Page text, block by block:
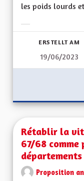
les poids lourds
ERSTELLT AM
19/06/2023
Rétablir la
67/68
Proposition